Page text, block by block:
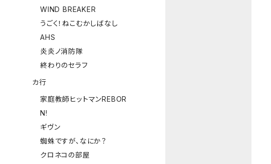
WIND BREAKER
うごく！ねこむかしばなし
AHS
炎炎ノ消防隊
終わりのセラフ
カ行
家庭教師ヒットマンREBOR
N!
ギヴン
蜘蛛ですが、なにか？
クロネコの部屋